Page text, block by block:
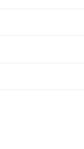
Projekt Adress'te
comfort and first-
will meet your
attractions: